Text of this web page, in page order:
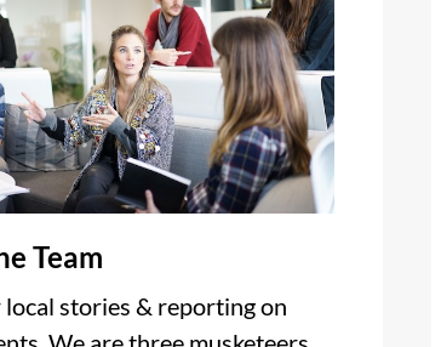
Team
local stories & reporting on